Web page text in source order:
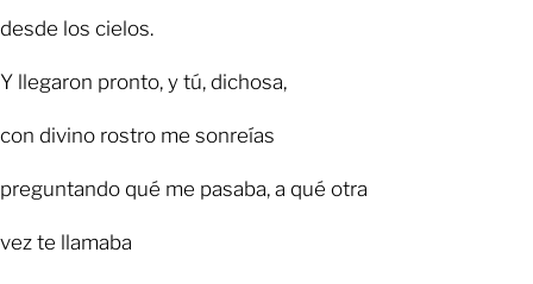
desde los cielos.
Y llegaron pronto, y tú, dichosa,
con divino rostro me sonreías
preguntando qué me pasaba, a qué otra
vez te llamaba